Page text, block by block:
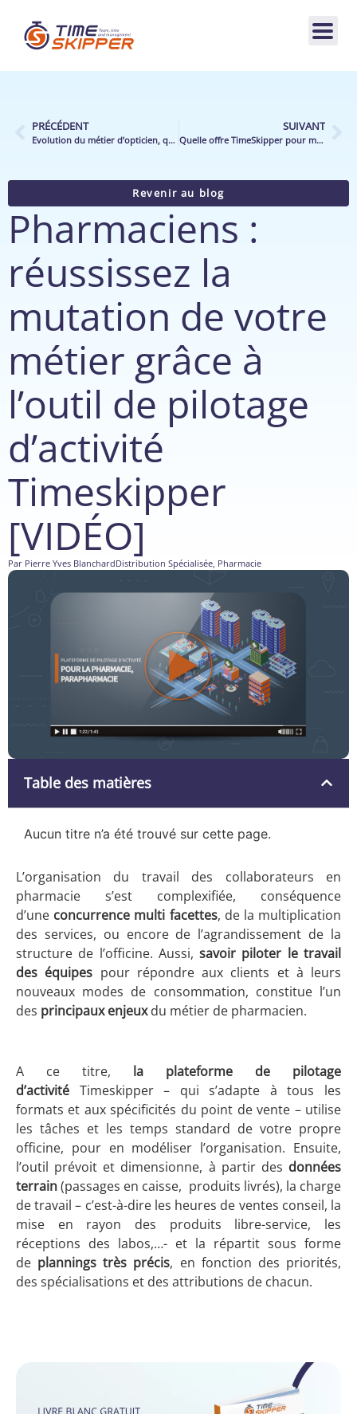
PRÉCÉDENT
Evolution du métier d’opticien, quelles conséquences organisationnelles ?
SUIVANT
Quelle offre TimeSkipper pour mon point de vente ?
Revenir au blog
Pharmaciens :
réussissez la
mutation de votre
métier grâce à
l’outil de pilotage
d’activité
Timeskipper
[VIDÉO]
Par Pierre Yves BlanchardDistribution Spécialisée, Pharmacie
Table des matières
Aucun titre n’a été trouvé sur cette page.
L’organisation du travail des collaborateurs en
pharmacie s’est complexifiée, conséquence
d’une concurrence multi facettes, de la multiplication
des services, ou encore de l’agrandissement de la
structure de l’officine. Aussi,savoir piloter le travail
des équipes pour répondre aux clients et à leurs
nouveaux modes de consommation, constitue l’un
des principaux enjeuxdu métier de pharmacien.
A ce titre, la plateforme de pilotage
d’activité Timeskipper – qui s’adapte à tous les
formats et aux spécificités du point de vente – utilise
les tâches et les temps standard de votre propre
officine, pour en modéliser l’organisation. Ensuite,
l’outil prévoit et dimensionne, à partir des données
terrain(passages en caisse, produits livrés), la charge
de travail – c’est-à-dire les heures de ventes conseil, la
mise en rayon des produits libre-service, les
réceptions des labos,…- et la répartit sous forme
de plannings très précis, en fonction des priorités,
des spécialisations et des attributions de chacun.